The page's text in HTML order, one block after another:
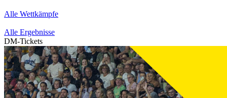
Alle Wettkämpfe
Alle Ergebnisse
DM-Tickets